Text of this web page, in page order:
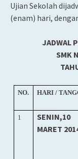
Ujian Sekolah
(enam) hari,
JADWAL
SMK
NO. HARI /
1 SENIN,10
MARET